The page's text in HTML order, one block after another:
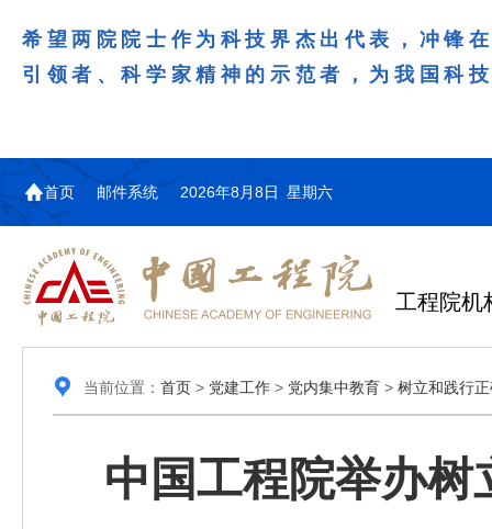
希望两院院士作为科技界杰出代表，冲锋
引领者、科学家精神的示范者，为我国科
首页 邮件系统 2026年8月8日 星期六
工程院机
当前位置： 首页> 党建工作> 党内集中教育> 树立和践行
中国工程院举办